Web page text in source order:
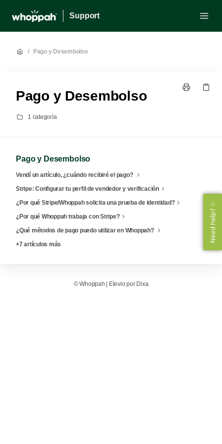
Support
/ Pago y Desembolso
Pago y Desembolso
1 categoría
Pago y Desembolso
Vendí un artículo, ¿cuándo recibiré el pago?
Stripe: Configurar tu perfil de vendedor y verificación
¿Por qué Stripe/Whoppah solicita una prueba de identidad?
¿Por qué Whoppah trabaja con Stripe?
¿Qué métodos de pago puedo utilizar en Whoppah?
+7 artículos más
©Whoppah Elevio por Dixa
Need help? ✨
Need help? ✨